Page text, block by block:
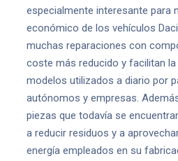
especialmente interesante para
económico de los vehículos
muchas reparaciones con
coste más reducido y facilitan
modelos utilizados a diario por
autónomos y empresas.
piezas que todavía se
a reducir residuos y a
energía empleados en su